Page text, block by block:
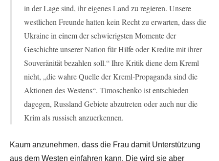
in der Lage sind, ihr eigenes Land zu regieren. Unsere
westlichen Freunde hatten kein Recht zu erwarten, dass die
Ukraine in einem der schwierigsten Momente der
Geschichte unserer Nation für Hilfe oder Kredite mit ihrer
Souveränität bezahlen soll.“ Ihre Kritik diene dem Kreml
nicht, „die wahre Quelle der Kreml-Propaganda sind die
Aktionen des Westens“. Timoschenko ist entschieden
dagegen, Russland Gebiete abzutreten oder auch nur die
Krim als russisch anzuerkennen.
Kaum anzunehmen, dass die Frau damit Unterstützung
aus dem Westen einfahren kann. Die wird sie aber